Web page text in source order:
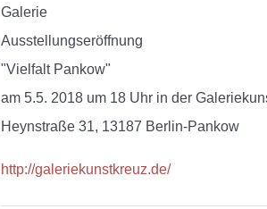
Galerie
Ausstellungseröffnung
"Vielfalt Pankow"
am 5.5. 2018 um 18 Uhr in der
Heynstraße 31, 13187 Berlin-Pankow
http://galeriekunstkreuz.de/